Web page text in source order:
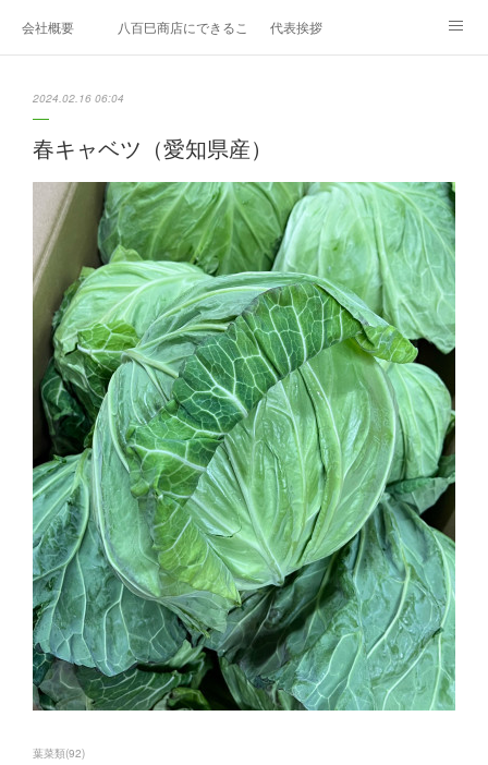
会社概要 八百巳商店にできること 代表挨拶
7月のおすすめ 8月のおすすめ 9月のおすすめ
10月のおすすめ 11月のおすすめ 12月のおすすめ
エディブルフラワー 久保田農園 お問い合わせ
2024.02.16 06:04
春キャベツ（愛知県産）
葉菜類(92)